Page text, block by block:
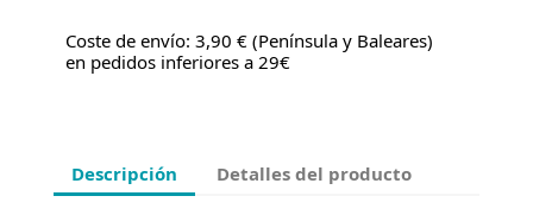
Coste de envío: 3,90 € (Península y Baleares)
en pedidos inferiores a 29€
Descripción Detalles del producto